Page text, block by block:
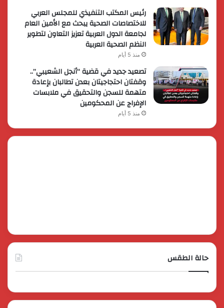
رئيس المكتب التنفيذي للمجلس العربي
للاختصاصات الصحية يبحث مع الأمين العام
لجامعة الدول العربية تعزيز التعاون لتطوير
النظم الصحية العربية
منذ 5 أيام
تصعيد جديد في قضية “أنجل الشعيبي”..
وقفتان احتجاجيتان بعدن تطالبان بإعادة
متهمة للسجن والتحقيق في ملابسات
الإفراج عن المحكومين
منذ 5 أيام
حالة الطقس